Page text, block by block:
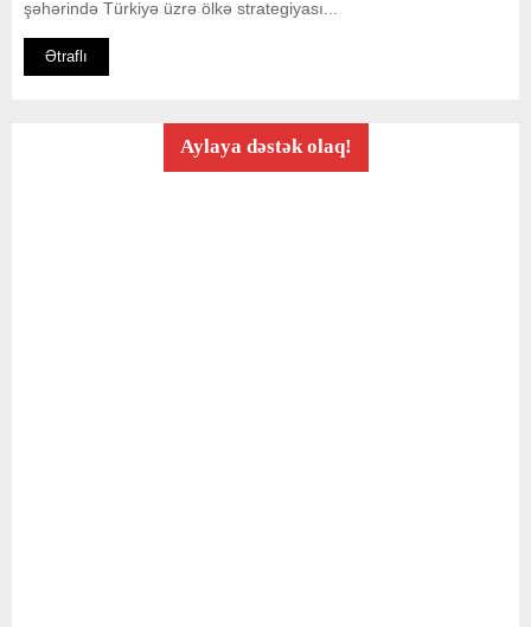
şəhərində Türkiyə üzrə ölkə strategiyası...
Ətraflı
Aylaya dəstək olaq!